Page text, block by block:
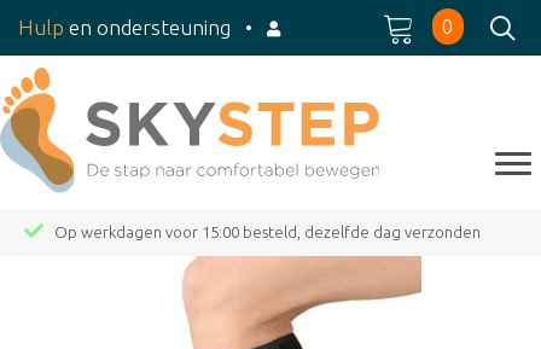
Hulp en ondersteuning • 0
Op werkdagen voor 15:00 besteld, dezelfde dag verzonden